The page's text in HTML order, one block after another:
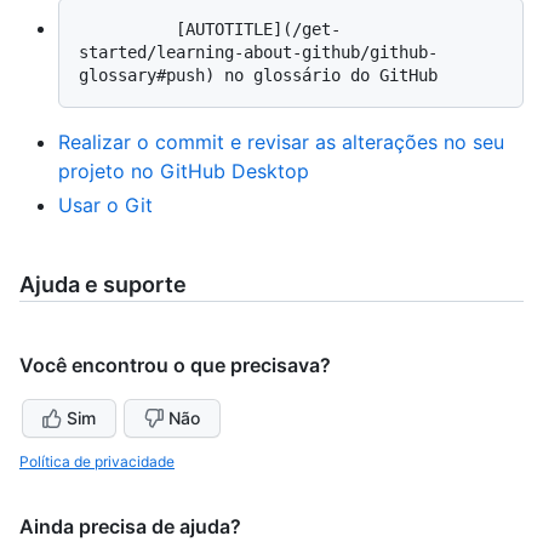
started/learning-about-github/github-
Realizar o commit e revisar as alterações no seu
projeto no GitHub Desktop
Usar o Git
Ajuda e suporte
Você encontrou o que precisava?
Sim Não
Política de privacidade
Ainda precisa de ajuda?